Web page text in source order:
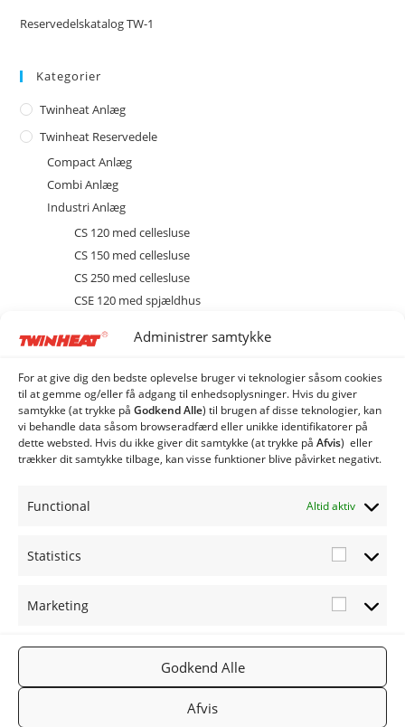
Administrer samtykke
For at give dig den bedste oplevelse bruger vi teknologier såsom cookies
til at gemme og/eller få adgang til enhedsoplysninger. Hvis du giver
samtykke (at trykke på Godkend Alle) til brugen af ​​disse teknologier, kan
vi behandle data såsom browseradfærd eller unikke identifikatorer på
dette websted. Hvis du ikke giver dit samtykke (at trykke på Afvis) eller
trækker dit samtykke tilbage, kan visse funktioner blive påvirket negativt.
Functional Altid aktiv
Statistics
Marketing
Godkend Alle
Afvis
Reservedelskatalog TW-1
Kategorier
Twinheat Anlæg
Twinheat Reservedele
Compact Anlæg
Combi Anlæg
Industri Anlæg
CS 120 med cellesluse
CS 150 med cellesluse
CS 250 med cellesluse
CSE 120 med spjældhus
Diverse
Ekstraudstyr og tilbehør
EL
Kedel
Sprinkler
CSE 250 med spjældhus
TWINHEA
Gå til